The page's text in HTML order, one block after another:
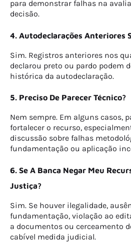
para demonstrar falhas na
decisão.
4. Autodeclarações Anteriores
Sim. Registros anteriores nos
declarou preto ou pardo podem
histórica da autodeclaração.
5. Preciso De Parecer Técnico?
Nem sempre. Em alguns casos,
fortalecer o recurso,
discussão sobre falhas
fundamentação ou aplicação
6. Se A Banca Negar Meu
Justiça?
Sim. Se houver ilegalidade,
fundamentação, violação ao
a documentos ou cerceamento
cabível medida judicial.